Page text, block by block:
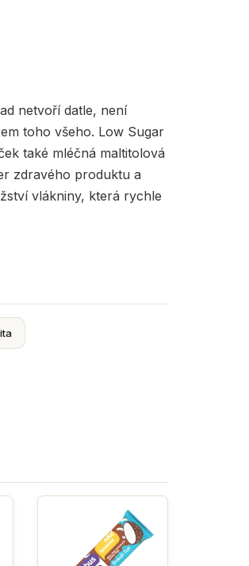
netvoří datle, není
toho všeho. Low Sugar
také mléčná maltitolová
zdravého produktu a
vlákniny, která rychle